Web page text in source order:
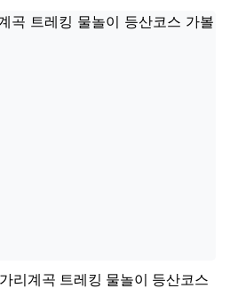
리계곡 트레킹 물놀이 등산코스